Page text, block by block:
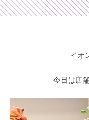
Shop list
スタッフブログ
イオ
今日は店